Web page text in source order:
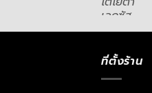
ที่ตั้งร้าน